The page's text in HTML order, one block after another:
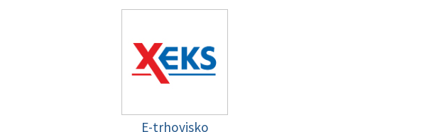
E-trhovisko